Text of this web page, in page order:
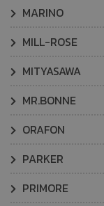
MARINO
MILL-ROSE
MITYASAWA
MR.BONNE
ORAFON
PARKER
PRIMORE